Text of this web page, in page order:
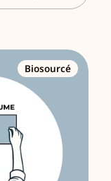
Biosourcé